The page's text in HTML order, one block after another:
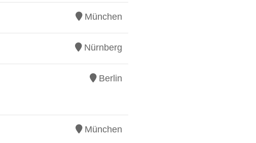
München
Nürnberg
Berlin
München